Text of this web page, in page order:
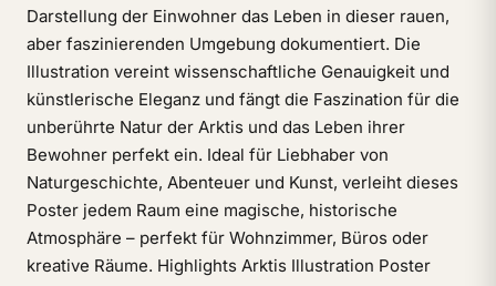
Darstellung der Einwohner das Leben in dieser rauen,
aber faszinierenden Umgebung dokumentiert. Die
Illustration vereint wissenschaftliche Genauigkeit und
künstlerische Eleganz und fängt die Faszination für die
unberührte Natur der Arktis und das Leben ihrer
Bewohner perfekt ein. Ideal für Liebhaber von
Naturgeschichte, Abenteuer und Kunst, verleiht dieses
Poster jedem Raum eine magische, historische
Atmosphäre – perfekt für Wohnzimmer, Büros oder
kreative Räume. Highlights Arktis Illustration Poster